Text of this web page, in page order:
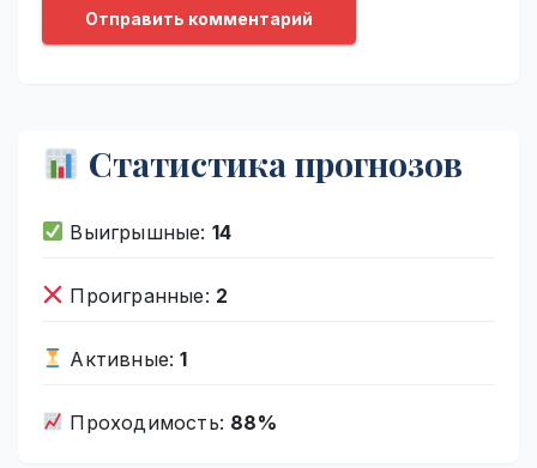
Статистика прогнозов
Выигрышные: 14
Проигранные: 2
Активные:1
Проходимость: 88%